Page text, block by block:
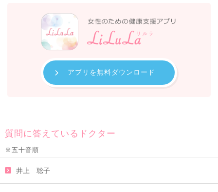
アプリを無料ダウンロード
質問に答えているドクター
※五十音順
井上 聡子